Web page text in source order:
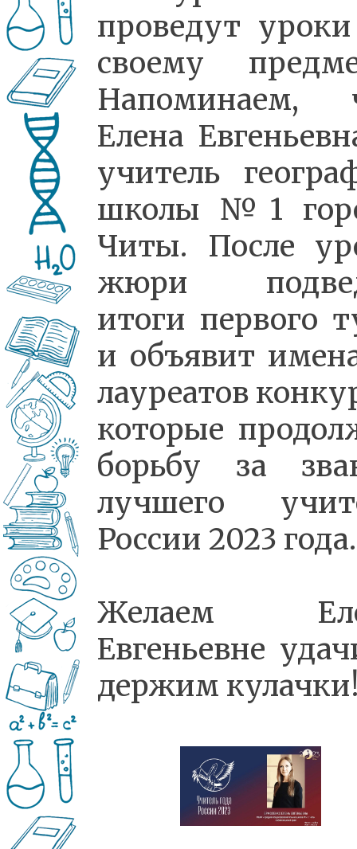
проведут
своему
Напоминаем,
Елена
учитель
школы №1
Читы. После
жюри
итоги первого
и объявит
лауреатов
которые
борьбу за
лучшего
России 2023 года.
Желаем
Евгеньевне
держим